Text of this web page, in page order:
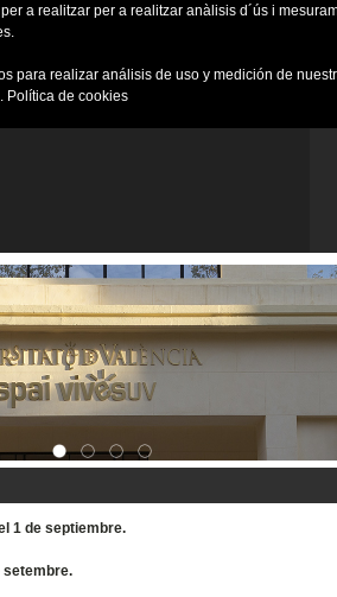
a realitzar per a realitzar anàlisis d´ús i
para realizar análisis de uso y medición de
Política de cookies
1 de septiembre.
setembre.